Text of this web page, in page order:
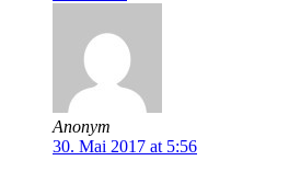
Anonym
30. Mai 2017 at 5:56